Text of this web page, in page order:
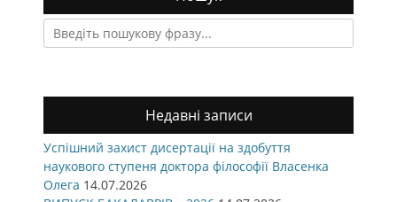
Search
for:
Недавні записи
Успішний захист дисертації на здобуття
наукового ступеня доктора філософії Власенка
Олега 14.07.2026